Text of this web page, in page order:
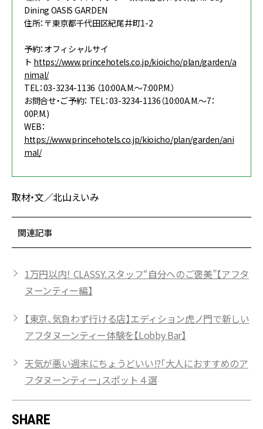
Dining OASIS GARDEN
住所：〒東京都千代田区紀尾井町1-2
予約：オフィシャルサイ
ト https://www.princehotels.co.jp/kioicho/plan/garden/a
nimal/
TEL：03-3234-1136 （10:00A.M.～7:00P.M.）
お問合せ・ご予約： TEL：03-3234-1136（10:00A.M.～7：
00P.M.)
WEB：
https://www.princehotels.co.jp/kioicho/plan/garden/ani
mal/
取材・文／北山えいみ
関連記事
1万円以内！ CLASSY.スタッフ“自分へのご褒美”【アフタ
ヌーンティー編】
【東京、気負わず行ける店】エディション虎ノ門で新しい
アフタヌーンティー体験を【Lobby Bar】
天気が悪い週末にちょうどいい!?「大人におすすめのア
フタヌーンティー」スポット４選
SHARE